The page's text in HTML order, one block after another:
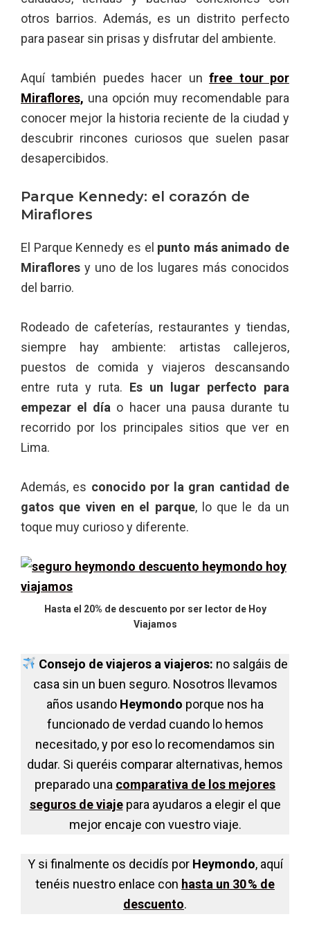
otros barrios. Además, es un distrito perfecto
para pasear sin prisas y disfrutar del ambiente.
Aquí también puedes hacer unfree tour por
Miraflores, una opción muy recomendable para
conocer mejor la historia reciente de la ciudad y
descubrir rincones curiosos que suelen pasar
desapercibidos.
Parque Kennedy: el corazón de
Miraflores
El Parque Kennedy es el punto más animado de
Miraflores y uno de los lugares más conocidos
del barrio.
Rodeado de cafeterías, restaurantes y tiendas,
siempre hay ambiente: artistas callejeros,
puestos de comida y viajeros descansando
entre ruta y ruta. Es un lugar perfecto para
empezar el día o hacer una pausa durante tu
recorrido por los principales sitios que ver en
Lima.
Además, es conocido por la gran cantidad de
gatos que viven en el parque, lo que le da un
toque muy curioso y diferente.
Hasta el 20% de descuento por ser lector de Hoy
Viajamos
Consejo de viajeros a viajeros: no salgáis de
casa sin un buen seguro. Nosotros llevamos
años usando Heymondo porque nos ha
funcionado de verdad cuando lo hemos
necesitado, y por eso lo recomendamos sin
dudar. Si queréis comparar alternativas, hemos
preparado una comparativa de los mejores
seguros de viajepara ayudaros a elegir el que
mejor encaje con vuestro viaje.
Y si finalmente os decidís por Heymondo, aquí
tenéis nuestro enlace con hasta un 30 % de
descuento.